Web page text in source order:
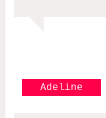
Adeline